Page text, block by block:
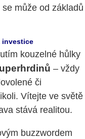
může od základů
investice
kouzelné hůlky
– vždy
či
Vítejte ve světě
stává realitou.
buzzwordem